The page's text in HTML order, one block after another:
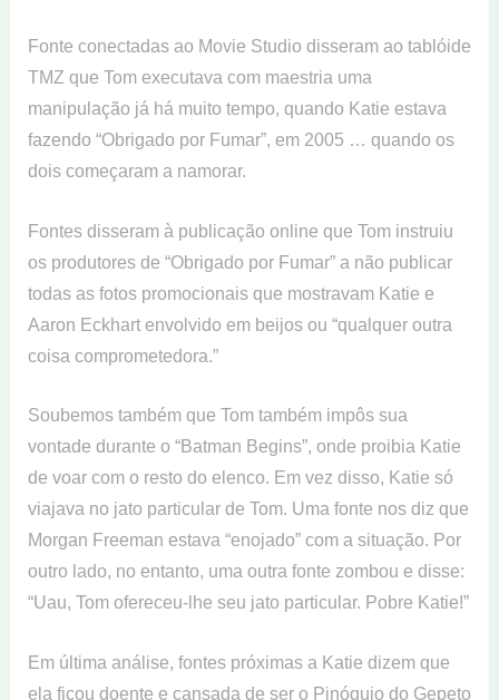
Fonte conectadas ao Movie Studio disseram ao tablóide
TMZ que Tom executava com maestria uma
manipulação já há muito tempo, quando Katie estava
fazendo “Obrigado por Fumar”, em 2005 … quando os
dois começaram a namorar.
Fontes disseram à publicação online que Tom instruiu
os produtores de “Obrigado por Fumar” a não publicar
todas as fotos promocionais que mostravam Katie e
Aaron Eckhart envolvido em beijos ou “qualquer outra
coisa comprometedora.”
Soubemos também que Tom também impôs sua
vontade durante o “Batman Begins”, onde proibia Katie
de voar com o resto do elenco. Em vez disso, Katie só
viajava no jato particular de Tom. Uma fonte nos diz que
Morgan Freeman estava “enojado” com a situação. Por
outro lado, no entanto, uma outra fonte zombou e disse:
“Uau, Tom ofereceu-lhe seu jato particular. Pobre Katie!”
Em última análise, fontes próximas a Katie dizem que
ela ficou doente e cansada de ser o Pinóquio do Gepeto